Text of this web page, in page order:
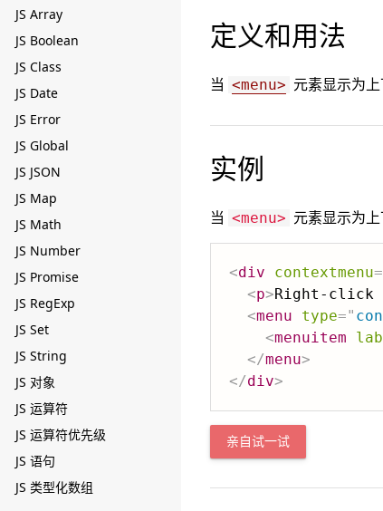
JS Array
JS Boolean
JS Class
JS Date
JS Error
JS Global
JS JSON
JS Map
JS Math
JS Number
JS Promise
JS RegExp
JS Set
JS String
JS 对象
JS 运算符
JS 运算符优先级
JS 语句
JS 类型化数组
定义和用法
当 <menu> 元素显示为
实例
当 <menu> 元素显示为上
<div contextmenu=
<p>Right-click
<menu type="
<menuitem
</menu>
</div>
亲自试一试